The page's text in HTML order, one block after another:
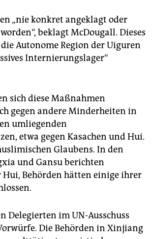
„nie konkret angeklagt oder
beklagt McDougall. Dieses
Autonome Region der Uiguren
Internierungslager“
sich diese Maßnahmen
gegen andere Minderheiten in
umliegenden
etwa gegen Kasachen und Hui.
Glaubens. In den
und Gansu berichten
Hui, Behörden hätten einige ihrer
Delegierten im UN-Ausschuss
Die Behörden in Xin­jiang